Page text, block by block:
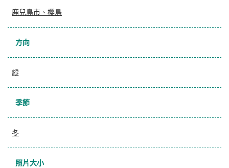
鹿兒島市、櫻島
方向
縱
季節
冬
照片大小